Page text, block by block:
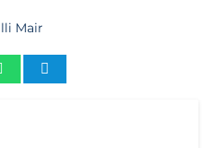
Mair